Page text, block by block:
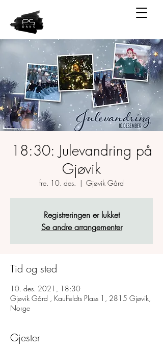
18:30: Julevandring på
Gjøvik
fre. 10. des.
  |
Gjøvik Gård
Registreringen er lukket
Se andre arrangementer
Tid og sted
10. des. 2021, 18:30
Gjøvik Gård , Kauffeldts Plass 1, 2815 Gjøvik,
Norge
Gjester